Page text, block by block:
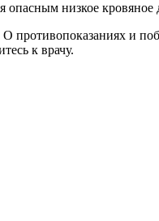
опасным низкое кровяное
и
к врачу.